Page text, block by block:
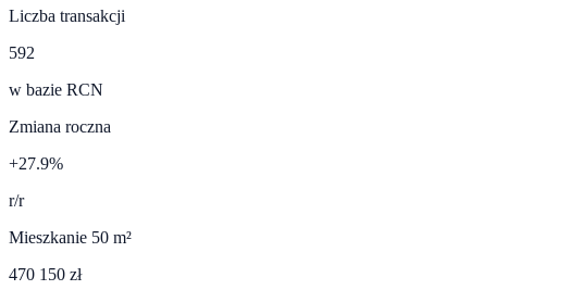
Liczba transakcji
592
w bazie RCN
Zmiana roczna
+27.9%
r/r
Mieszkanie 50 m²
470 150 zł